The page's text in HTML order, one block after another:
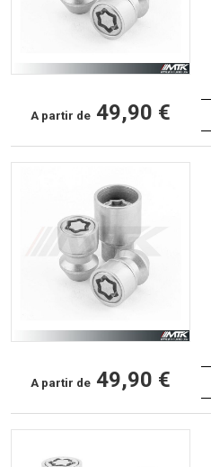
A partir de 49,90 €
A partir de 49,90 €